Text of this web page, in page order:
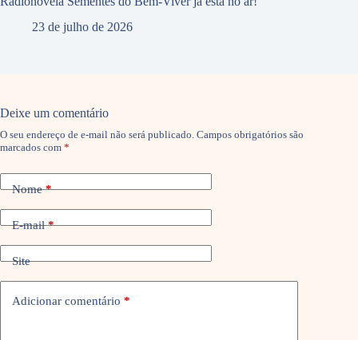
23 de julho de 2026
Deixe um comentário
O seu endereço de e-mail não será publicado. Campos obrigatórios são
marcados com *
Nome*
E-mail*
Site
Adicionar comentário *